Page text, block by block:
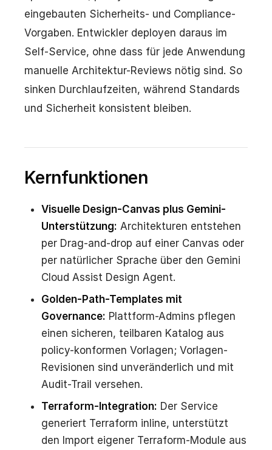
eingebauten Sicherheits- und Compliance-
Vorgaben. Entwickler deployen daraus im
Self-Service, ohne dass für jede Anwendung
manuelle Architektur-Reviews nötig sind. So
sinken Durchlaufzeiten, während Standards
und Sicherheit konsistent bleiben.
Kernfunktionen
Visuelle Design-Canvas plus Gemini-
Unterstützung: Architekturen entstehen
per Drag-and-drop auf einer Canvas oder
per natürlicher Sprache über den Gemini
Cloud Assist Design Agent.
Golden-Path-Templates mit
Governance: Plattform-Admins pflegen
einen sicheren, teilbaren Katalog aus
policy-konformen Vorlagen; Vorlagen-
Revisionen sind unveränderlich und mit
Audit-Trail versehen.
Terraform-Integration: Der Service
generiert Terraform inline, unterstützt
den Import eigener Terraform-Module aus